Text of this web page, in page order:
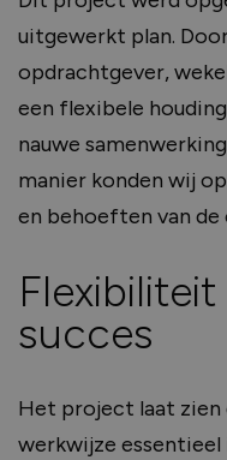
uitgewerkt plan.
opdrachtgever,
een flexibele
nauwe
manier konden wij
en behoeften van
succes
Het project laat zien
werkwijze essentieel